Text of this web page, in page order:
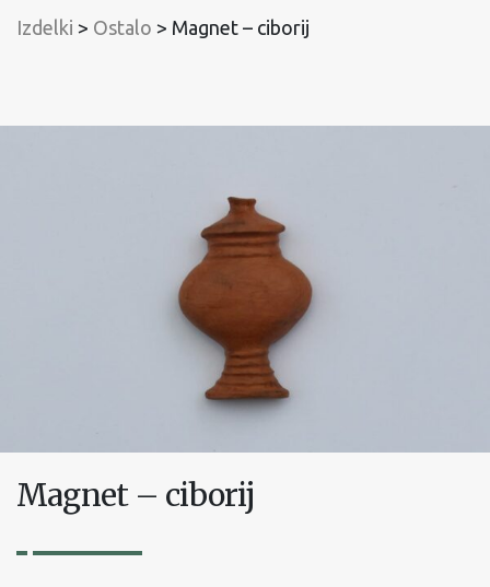
Izdelki > Ostalo > Magnet – ciborij
Magnet – ciborij